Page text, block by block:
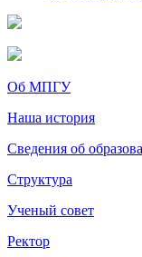
Об МПГУ
Наша история
Сведения об
Структура
Ученый совет
Ректор